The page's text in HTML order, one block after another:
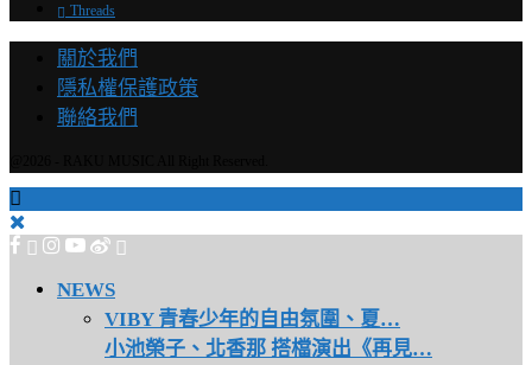
Threads
關於我們
隱私權保護政策
聯絡我們
NEWS
VIBY 青春少年的自由氛圍、夏…
小池榮子、北香那 搭檔演出《再見…